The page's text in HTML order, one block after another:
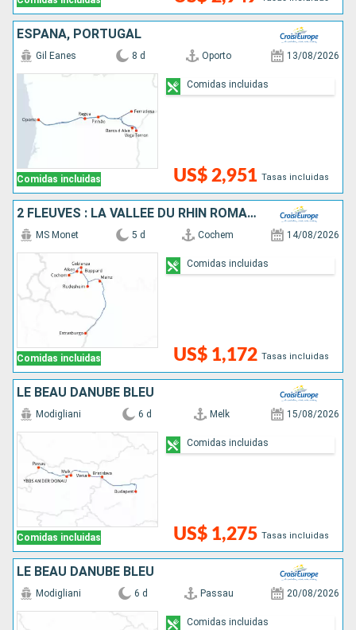
ESPAÑA, PORTUGAL
Comidas incluidas
Gil Eanes 8 d Oporto 13/08/2026
US$ 2,951 Tasas incluidas
Comidas incluidas
2 FLEUVES : LA VALLÉE DU RHIN ROMANTIQUE ET LA MAGIE DE LA MOSELLE
Comidas incluidas
MS Monet 5 d Cochem 14/08/2026
US$ 1,172 Tasas incluidas
Comidas incluidas
LE BEAU DANUBE BLEU
Comidas incluidas
Modigliani 6 d Melk 15/08/2026
US$ 1,275 Tasas incluidas
Comidas incluidas
LE BEAU DANUBE BLEU
Modigliani 6 d Passau 20/08/2026
Comidas incluidas